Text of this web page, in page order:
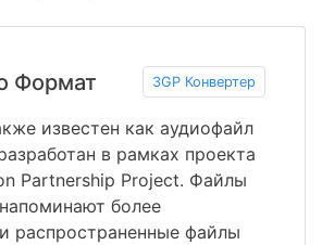
Формат 3GP Конвертер
известен как аудиофайл
в рамках проекта
Partnership Project. Файлы
более
распространенные файлы